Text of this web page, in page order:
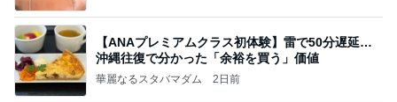
【ANAプレミアムクラス初体験】雷で50分遅延…
沖縄往復で分かった「余裕を買う」価値
華麗なるスタバマダム 2日前